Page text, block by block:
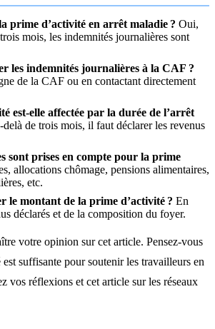
prime d’activité en arrêt maladie ? Oui,
mois, les indemnités journalières sont
les indemnités journalières à la CAF ?
de la CAF ou en contactant directement
est-elle affectée par la durée de l’arrêt
de trois mois, il faut déclarer les revenus
sont prises en compte pour la prime
allocations chômage, pensions alimentaires,
etc.
le montant de la prime d’activité ? En
déclarés et de la composition du foyer.
votre opinion sur cet article. Pensez-vous
suffisante pour soutenir les travailleurs en
vos réflexions et cet article sur les réseaux